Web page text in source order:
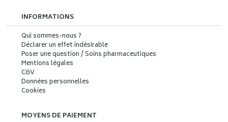
INFORMATIONS
Qui sommes-nous ?
Déclarer un effet indésirable
Poser une question / Soins pharmaceutiques
Mentions légales
CGV
Données personnelles
Cookies
MOYENS DE PAIEMENT